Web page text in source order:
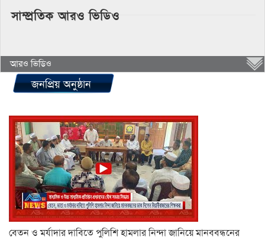
সাম্প্রতিক আরও ভিডিও
আরও ভিডিও
জনপ্রিয় অনুষ্ঠান
বেতন ও মর্যাদার দাবিতে পুলিশি হামলার নিন্দা জানিয়ে মানববন্ধনের